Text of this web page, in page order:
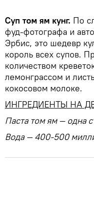
Суп том ям кунг. По
фуд-фотографа и
Эрбис, это шедевр
король всех супов.
количеством
лемонграссом и
кокосовом молоке.
ИНГРЕДИЕНТЫ НА
Паста том ям — одна
Вода — 400-500